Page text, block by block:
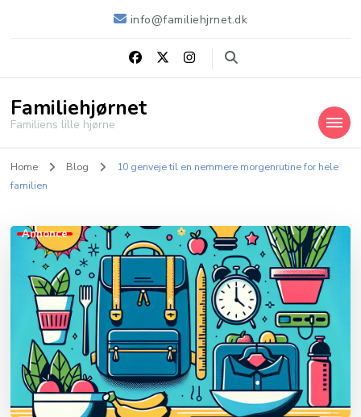
info@familiehjrnet.dk
Familiehjørnet
Familiens lille hjørne
Home Blog
10 genveje til en nemmere morgenrutine for hele
familien
Annonce